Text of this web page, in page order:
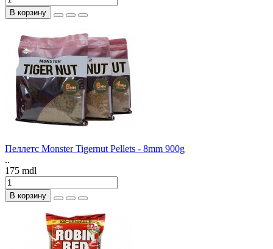
В корзину
Пеллетс Monster Tigernut Pellets - 8mm 900g
..
175 mdl
В корзину